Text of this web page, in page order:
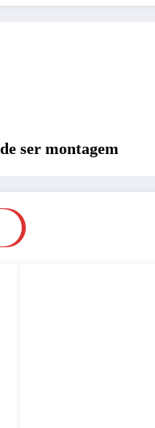
ser montagem